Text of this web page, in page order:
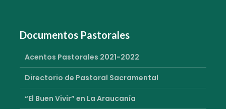
Documentos Pastorales
Acentos Pastorales 2021-2022
Directorio de Pastoral Sacramental
“El Buen Vivir” en La Araucanía